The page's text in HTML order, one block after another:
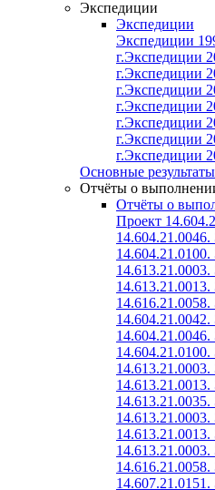
Экспедиции
Экспедиции
Экспедиции
г.Экспедиции
г.Экспедиции
г.Экспедиции
г.Экспедиции
г.Экспедиции
г.Экспедиции
г.Экспедиции
Основные результаты
Отчёты о
Отчёты о
Проект
14.604.21.0046.
14.604.21.0100.
14.613.21.0003.
14.613.21.0013.
14.616.21.0058.
14.604.21.0042.
14.604.21.0046.
14.604.21.0100.
14.613.21.0003.
14.613.21.0013.
14.613.21.0035.
14.613.21.0003.
14.613.21.0013.
14.613.21.0003.
14.616.21.0058.
14.607.21.0151.